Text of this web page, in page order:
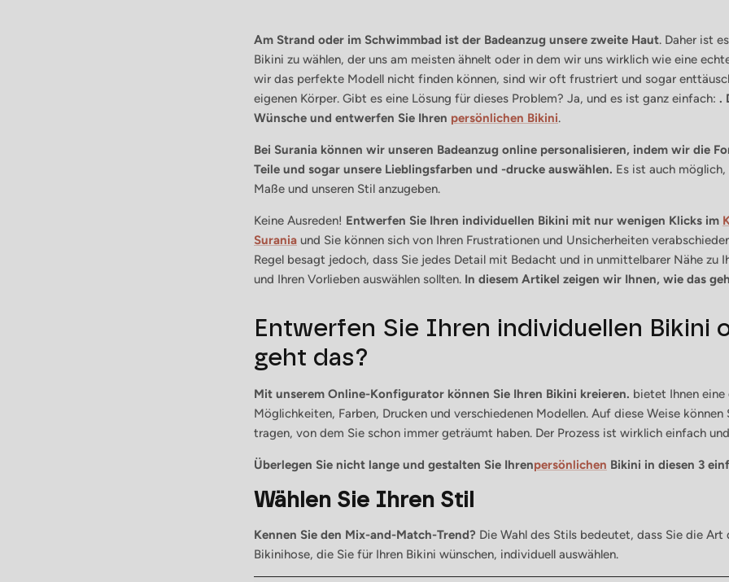
Am Strand oder im Schwimmbad ist der Badeanzug unsere zweite Haut. Daher ist
Bikini zu wählen, der uns am meisten ähnelt oder in dem wir uns wirklich wie eine
wir das perfekte Modell nicht finden können, sind wir oft frustriert und sogar
eigenen Körper. Gibt es eine Lösung für dieses Problem? Ja, und es ist ganz einfach: .
Wünsche und entwerfen Sie Ihren persönlichen Bikini.
Bei Surania können wir unseren Badeanzug online personalisieren, indem wir die
Teile und sogar unsere Lieblingsfarben und -drucke auswählen. Es ist auch möglich,
Maße und unseren Stil anzugeben.
Keine Ausreden! Entwerfen Sie Ihren individuellen Bikini mit nur wenigen Klicks im
Surania und Sie können sich von Ihren Frustrationen und Unsicherheiten
Regel besagt jedoch, dass Sie jedes Detail mit Bedacht und in unmittelbarer Nähe zu
und Ihren Vorlieben auswählen sollten. In diesem Artikel zeigen wir Ihnen, wie das
Entwerfen Sie Ihren individuellen Bikini
geht das?
Mit unserem Online-Konfigurator können Sie Ihren Bikini kreieren. bietet Ihnen eine
Möglichkeiten, Farben, Drucken und verschiedenen Modellen. Auf diese Weise können
tragen, von dem Sie schon immer geträumt haben. Der Prozess ist wirklich einfach
Überlegen Sie nicht lange und gestalten Sie Ihrenpersönlichen Bikini in diesen 3
Wählen Sie Ihren Stil
Kennen Sie den Mix-and-Match-Trend? Die Wahl des Stils bedeutet, dass Sie die Art
Bikinihose, die Sie für Ihren Bikini wünschen, individuell auswählen.